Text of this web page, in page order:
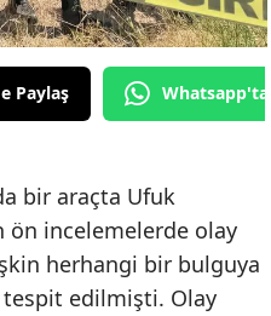
Paylaş
bir araçta Ufuk
ön incelemelerde olay
herhangi bir bulguya
tespit edilmişti. Olay